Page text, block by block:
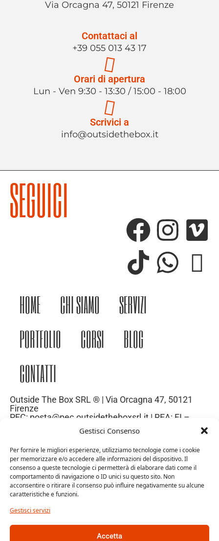
Gestisci Consenso
Per fornire le migliori esperienze, utilizziamo tecnologie come i cookie
per memorizzare e/o accedere alle informazioni del dispositivo. Il
consenso a queste tecnologie ci permetterà di elaborare dati come il
comportamento di navigazione o ID unici su questo sito. Non
acconsentire o ritirare il consenso può influire negativamente su alcune
caratteristiche e funzioni.
Gestisci servizi
Accetta
Via Orcagna 47, 50121 Firenze
Contattaci al
+39 055 013 43 17
Orari di apertura
Lun - Ven 9:30 - 13:30 / 15:00 - 18:00
Scrivici a
info@outsidethebox.it
HOME CHI SIAMO
SERVIZI
PORTFOLIO
CORSI
BLOG
CONTATTI
Outside The Box SRL ® | Via Orcagna 47, 50121
Firenze
PEC: posta@pec.outsidetheboxsrl.it | REA: FI –
669971| P.IVA: 06969740486
Capitale Sociale: 10.000€
SEGUICI